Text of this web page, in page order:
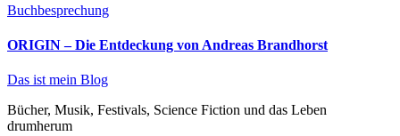
Buchbesprechung
ORIGIN – Die Entdeckung von Andreas Brandhorst
Das ist mein Blog
Bücher, Musik, Festivals, Science Fiction und das Leben
drumherum